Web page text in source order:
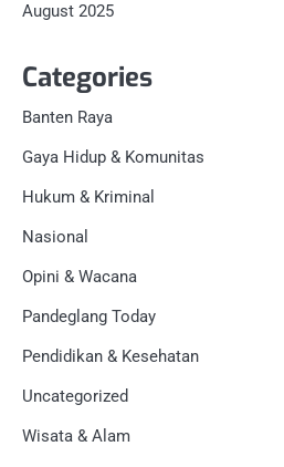
August 2025
Categories
Banten Raya
Gaya Hidup & Komunitas
Hukum & Kriminal
Nasional
Opini & Wacana
Pandeglang Today
Pendidikan & Kesehatan
Uncategorized
Wisata & Alam